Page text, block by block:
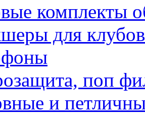
комплекты
для клубов
поп
и